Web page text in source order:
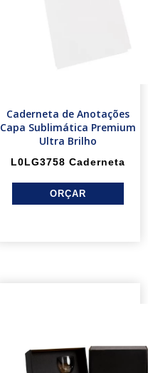
Caderneta de Anotações
Capa Sublimática Premium
Ultra Brilho
L0LG3758 Caderneta